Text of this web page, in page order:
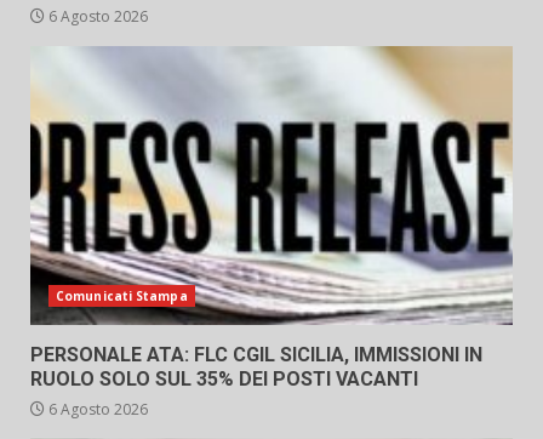
6 Agosto 2026
Comunicati Stampa
PERSONALE ATA: FLC CGIL SICILIA, IMMISSIONI IN
RUOLO SOLO SUL 35% DEI POSTI VACANTI
6 Agosto 2026